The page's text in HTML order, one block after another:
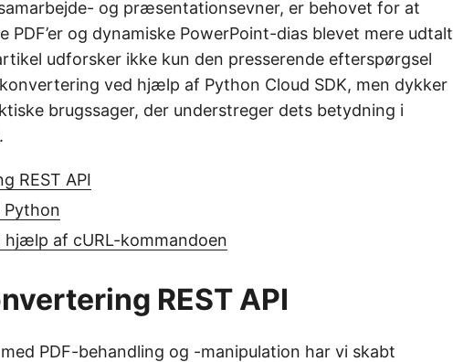
og præsentationsevner, er behovet for at
PDF’er og dynamiske PowerPoint-dias blevet mere udtalt
udforsker ikke kun den presserende efterspørgsel
ved hjælp af Python Cloud SDK, men dykker
brugssager, der understreger dets betydning i
REST API
Python
hjælp af cURL-kommandoen
REST API
PDF-behandling og -manipulation har vi skabt